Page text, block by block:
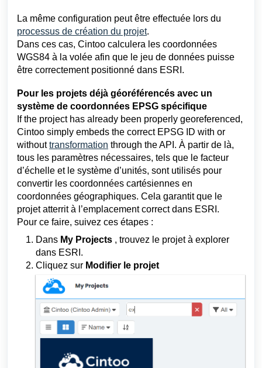
La même configuration peut être effectuée lors du
processus de création du projet.
Dans ces cas, Cintoo calculera les coordonnées
WGS84 à la volée afin que le jeu de données puisse
être correctement positionné dans ESRI.
Pour les projets déjà géoréférencés avec un
système de coordonnées EPSG spécifique
If the project has already been properly georeferenced,
Cintoo simply embeds the correct EPSG ID with or
withouttransformation through the API. À partir de là,
tous les paramètres nécessaires, tels que le facteur
d’échelle et le système d’unités, sont utilisés pour
convertir les coordonnées cartésiennes en
coordonnées géographiques. Cela garantit que le
projet atterrit à l’emplacement correct dans ESRI.
Pour ce faire, suivez ces étapes :
Dans My Projects , trouvez le projet à explorer
dans ESRI.
Cliquez sur Modifier le projet